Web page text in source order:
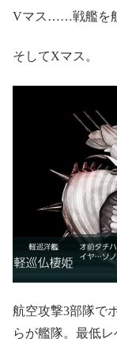
Vマス……戦艦を
そしてXマス。
航空攻撃3部隊で
らが艦隊。最低